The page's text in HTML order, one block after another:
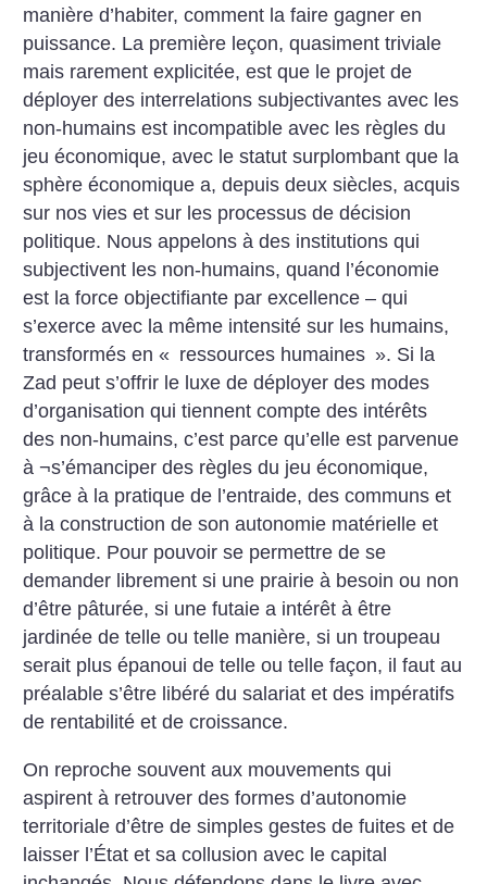
manière d’habiter, comment la faire gagner en
puissance. La première leçon, quasiment triviale
mais rarement explicitée, est que le projet de
déployer des interrelations subjectivantes avec les
non-humains est incompatible avec les règles du
jeu économique, avec le statut surplombant que la
sphère économique a, depuis deux siècles, acquis
sur nos vies et sur les processus de décision
politique. Nous appelons à des institutions qui
subjectivent les non-humains, quand l’économie
est la force objectifiante par excellence – qui
s’exerce avec la même intensité sur les humains,
transformés en « ressources humaines ». Si la
Zad peut s’offrir le luxe de déployer des modes
d’organisation qui tiennent compte des intérêts
des non-humains, c’est parce qu’elle est parvenue
à ¬s’émanciper des règles du jeu économique,
grâce à la pratique de l’entraide, des communs et
à la construction de son autonomie matérielle et
politique. Pour pouvoir se permettre de se
demander librement si une prairie à besoin ou non
d’être pâturée, si une futaie a intérêt à être
jardinée de telle ou telle manière, si un troupeau
serait plus épanoui de telle ou telle façon, il faut au
préalable s’être libéré du salariat et des impératifs
de rentabilité et de croissance.
On reproche souvent aux mouvements qui
aspirent à retrouver des formes d’autonomie
territoriale d’être de simples gestes de fuites et de
laisser l’État et sa collusion avec le capital